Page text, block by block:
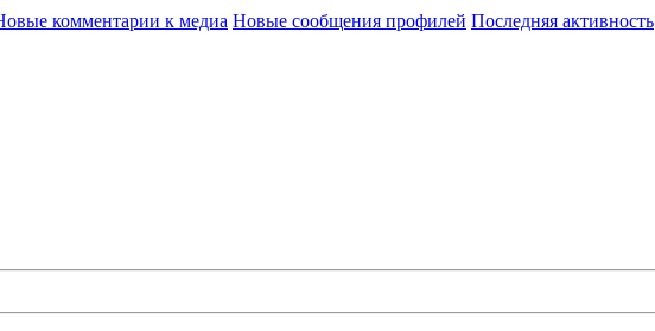
комментарии к медиа Новые сообщения профилей Последняя активность